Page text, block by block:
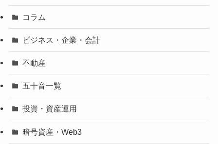
コラム
ビジネス・企業・会計
不動産
五十音一覧
投資・資産運用
暗号資産・Web3